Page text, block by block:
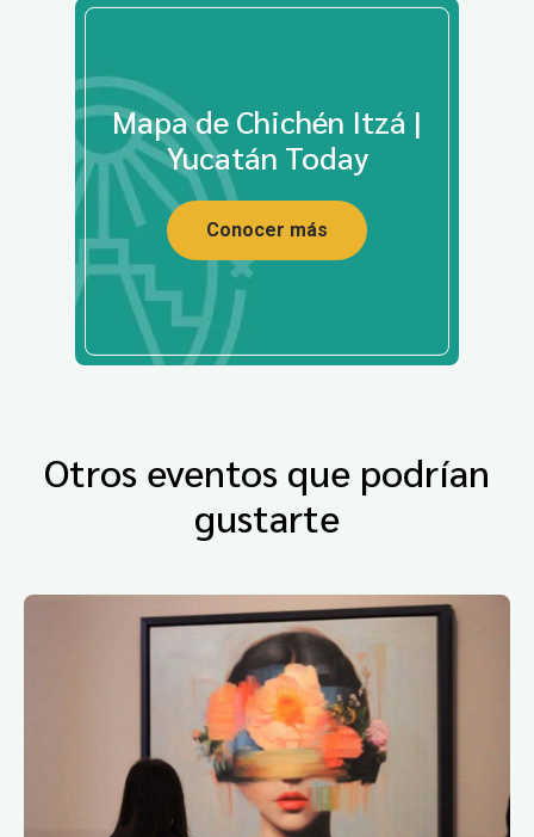
Mapa de Chichén Itzá |
Yucatán Today
Conocer más
Otros eventos que podrían
gustarte